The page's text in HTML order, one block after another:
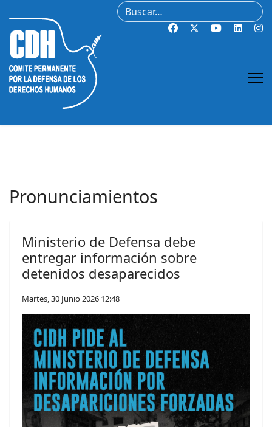
Buscar
Pronunciamientos
Ministerio de Defensa debe
entregar información sobre
detenidos desaparecidos
Martes, 30 Junio 2026 12:48